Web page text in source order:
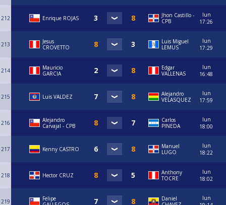
212 Enrique ROJAS
Jhon Castillo -
CPB
lun
17:26
213
Jesus
CROVETTO
Luis Miguel
LEMUS
lun
17:29
214
Mauricio
GARCIA
Edgar
VALLENAS
lun
16:48
215 Luis VALDEZ
Alejandro
VELASQUEZ
lun
17:59
216
⁠Alejandro
Carvajal - CPB
Carlos
PINEDA
lun
18:00
217 Kenny CASTRO
Manuel
LUGO
lun
18:22
218 Hector CRUZ
Anthony
TOCRE
lun
18:02
219
Felipe
Daniel
lun